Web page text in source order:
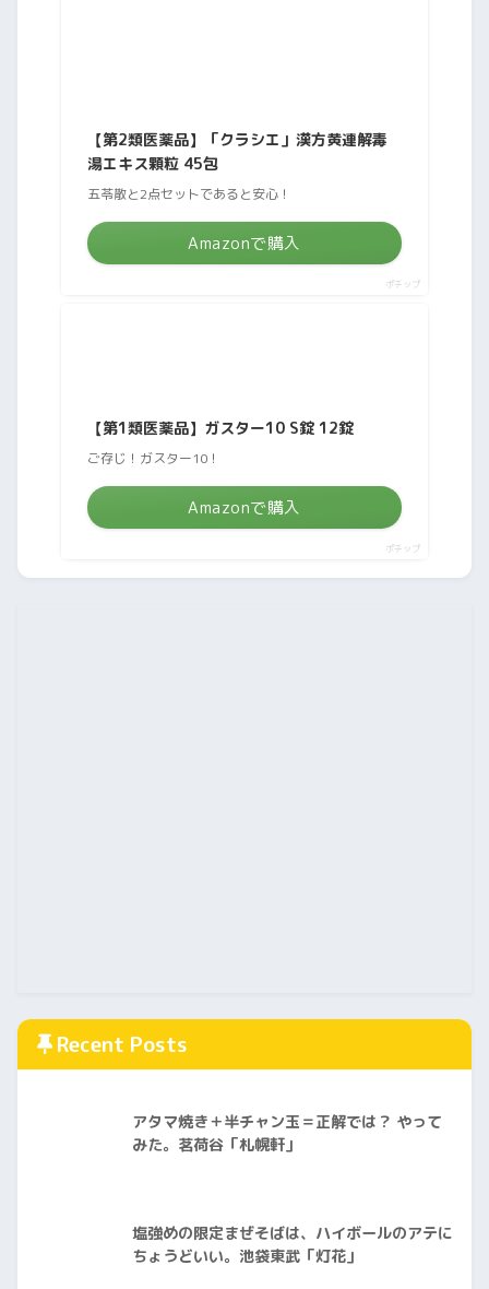
【第2類医薬品】「クラシエ」漢方黄連解毒
湯エキス顆粒 45包
五苓散と2点セットであると安心！
Amazonで購入
ポチップ
【第1類医薬品】ガスター10 S錠 12錠
ご存じ！ガスター10！
Amazonで購入
ポチップ
Recent Posts
アタマ焼き＋半チャン玉＝正解では？ やって
みた。茗荷谷「札幌軒」
塩強めの限定まぜそばは、ハイボールのアテに
ちょうどいい。池袋東武「灯花」